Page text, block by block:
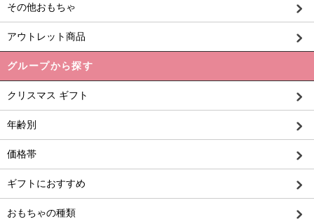
その他おもちゃ
アウトレット商品
グループから探す
クリスマス ギフト
年齢別
価格帯
ギフトにおすすめ
おもちゃの種類